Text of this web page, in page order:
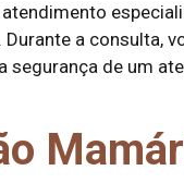
. Durante a consulta,
segurança de um